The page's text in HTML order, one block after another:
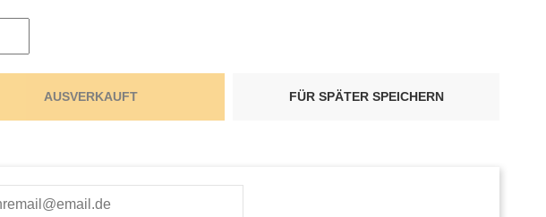
AUSVERKAUFT FÜR SPÄTER SPEICHERN